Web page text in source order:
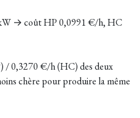
→ coût HP 0,0991 €/h, HC
/ 0,3270 €/h (HC) des deux
chère pour produire la même